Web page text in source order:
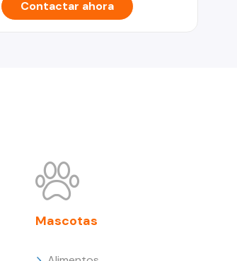
Contactar ahora
Mascotas